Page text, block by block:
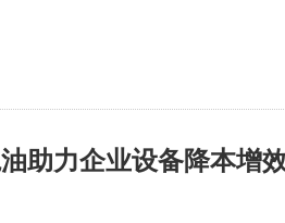
助力企业设备降本增